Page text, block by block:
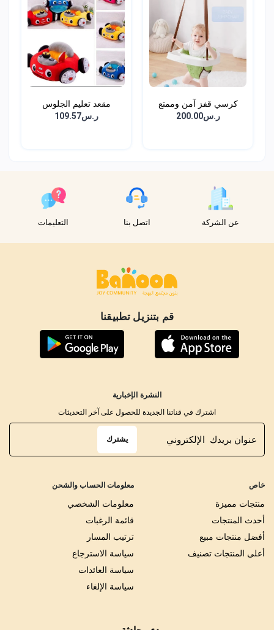
كرسي قفز آمن وممتع
للأط...ر.س200.00
مقعد تعليم الجلوس
للاطف...
ر.س109.57
عن الشركة اتصل بنا التعليمات
قم بتنزيل تطبيقنا
خاص
منتجات مميزة
أحدث المنتجات
أفضل منتجات مبيع
أعلى المنتجات تصنيف
معلومات الحساب والشحن
معلومات الشخصي
قائمة الرغبات
ترتيب المسار
سياسة الاسترجاع
سياسة العائدات
سياسة الإلغاء
النشرة الإخبارية
اشترك في قناتنا الجديدة للحصول على آخر التحديثات
يشترك